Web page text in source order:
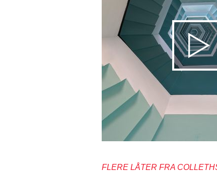
FLERE LÅTER FRA